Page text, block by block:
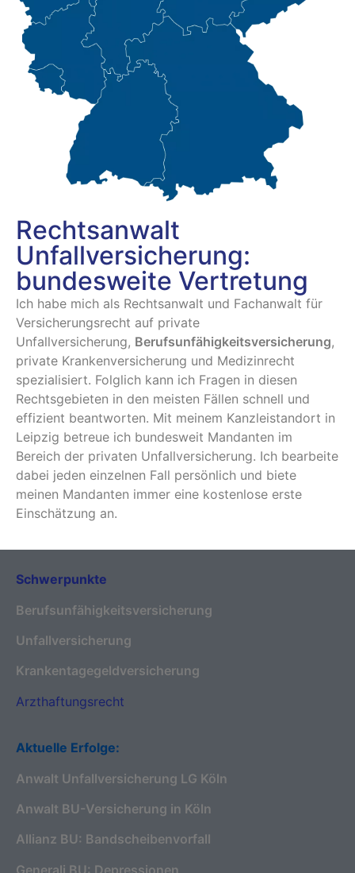
Rechtsanwalt
Unfallversicherung:
bundesweite Vertretung
Ich habe mich als Rechtsanwalt und Fachanwalt für
Versicherungsrecht auf private
Unfallversicherung, Berufsunfähigkeitsversicherung,
private Krankenversicherung und Medizinrecht
spezialisiert. Folglich kann ich Fragen in diesen
Rechtsgebieten in den meisten Fällen schnell und
effizient beantworten. Mit meinem Kanzleistandort in
Leipzig betreue ich bundesweit Mandanten im
Bereich der privaten Unfallversicherung. Ich bearbeite
dabei jeden einzelnen Fall persönlich und biete
meinen Mandanten immer eine kostenlose erste
Einschätzung an.
Schwerpunkte
Berufsunfähigkeitsversicherung
Unfallversicherung
Krankentagegeldversicherung
Arzthaftungsrecht
Aktuelle Erfolge:
Anwalt Unfallversicherung LG Köln
Anwalt BU-Versicherung in Köln
Allianz BU: Bandscheibenvorfall
Generali BU: Depressionen